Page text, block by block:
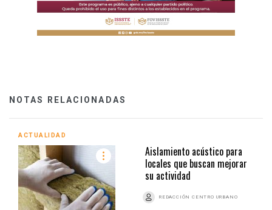
NOTAS RELACIONADAS
ACTUALIDAD
Aislamiento acústico para
locales que buscan mejorar
su actividad
REDACCIÓN CENTRO URBANO